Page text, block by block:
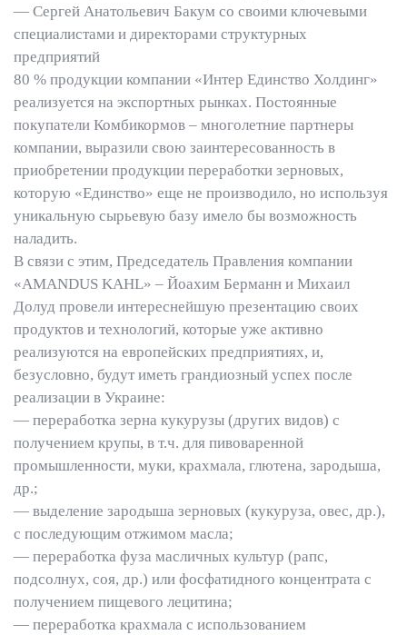
— Сергей Анатольевич Бакум со своими ключевыми
специалистами и директорами структурных
предприятий
80 % продукции компании «Интер Единство Холдинг»
реализуется на экспортных рынках. Постоянные
покупатели Комбикормов – многолетние партнеры
компании, выразили свою заинтересованность в
приобретении продукции переработки зерновых,
которую «Единство» еще не производило, но используя
уникальную сырьевую базу имело бы возможность
наладить.
В связи с этим, Председатель Правления компании
«AMANDUS KAHL» – Йоахим Берманн и Михаил
Долуд провели интереснейшую презентацию своих
продуктов и технологий, которые уже активно
реализуются на европейских предприятиях, и,
безусловно, будут иметь грандиозный успех после
реализации в Украине:
— переработка зерна кукурузы (других видов) с
получением крупы, в т.ч. для пивоваренной
промышленности, муки, крахмала, глютена, зародыша,
др.;
— выделение зародыша зерновых (кукуруза, овес, др.),
с последующим отжимом масла;
— переработка фуза масличных культур (рапс,
подсолнух, соя, др.) или фосфатидного концентрата с
получением пищевого лецитина;
— переработка крахмала с использованием